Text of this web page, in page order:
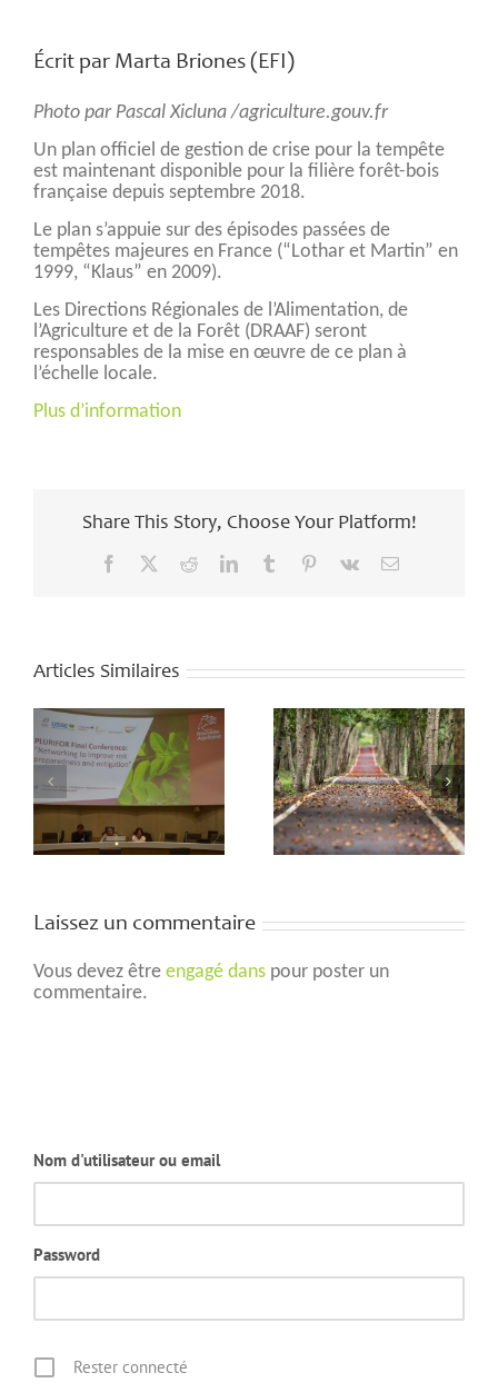
Écrit par Marta Briones (EFI)
Photo par Pascal Xicluna /agriculture.gouv.fr
Un plan officiel de gestion de crise pour la tempête
est maintenant disponible pour la filière forêt-bois
française depuis septembre 2018.
Le plan s’appuie sur des épisodes passées de
tempêtes majeures en France (“Lothar et Martin” en
1999, “Klaus” en 2009).
Les Directions Régionales de l’Alimentation, de
l’Agriculture et de la Forêt (DRAAF) seront
responsables de la mise en œuvre de ce plan à
l’échelle locale.
Plus d’information
Share This Story, Choose Your Platform!
Facebook RedditLinkedInTumblr Pinterest
Vk Email
Articles Similaires
In the face of
threats to our
forests, let’s
increase cross-
border
Laissez un commentaire
Vous devez être engagé dans pour poster un
commentaire.
Nom d'utilisateur ou email
Password
Rester connecté